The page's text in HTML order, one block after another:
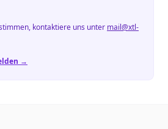
kontaktiere uns unter mail@xtl-
→